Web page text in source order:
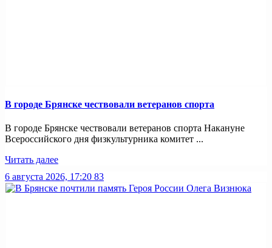
В городе Брянске чествовали ветеранов спорта
В городе Брянске чествовали ветеранов спорта Накануне
Всероссийского дня физкультурника комитет ...
Читать далее
6 августа 2026, 17:20 83